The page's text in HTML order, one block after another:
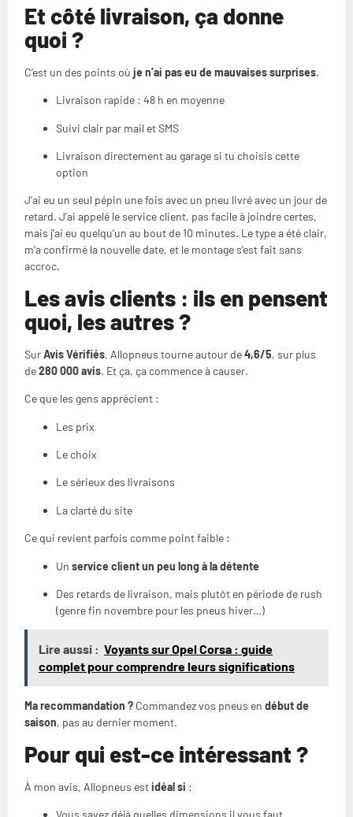
Et côté livraison, ça donne
quoi ?
C’est un des points où je n’ai pas eu de mauvaises surprises.
Livraison rapide : 48 h en moyenne
Suivi clair par mail et SMS
Livraison directement au garage si tu choisis cette
option
J’ai eu un seul pépin une fois avec un pneu livré avec un jour de
retard. J’ai appelé le service client, pas facile à joindre certes,
mais j’ai eu quelqu’un au bout de 10 minutes. Le type a été clair,
m’a confirmé la nouvelle date, et le montage s’est fait sans
accroc.
Les avis clients : ils en pensent
quoi, les autres ?
SurAvis Vérifiés, Allopneus tourne autour de4,6/5, sur plus
de280 000 avis. Et ça, ça commence à causer.
Ce que les gens apprécient :
Les prix
Le choix
Le sérieux des livraisons
La clarté du site
Ce qui revient parfois comme point faible :
Un service client un peu long à la détente
Des retards de livraison, mais plutôt en période de rush
(genre fin novembre pour les pneus hiver…)
Lire aussi : Voyants sur Opel Corsa : guide
complet pour comprendre leurs significations
Ma recommandation ? Commandez vos pneus en début de
saison, pas au dernier moment.
Pour qui est-ce intéressant ?
À mon avis, Allopneus estidéal si :
Vous savez déjà quelles dimensions il vous faut